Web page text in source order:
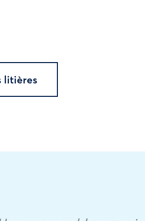
litières